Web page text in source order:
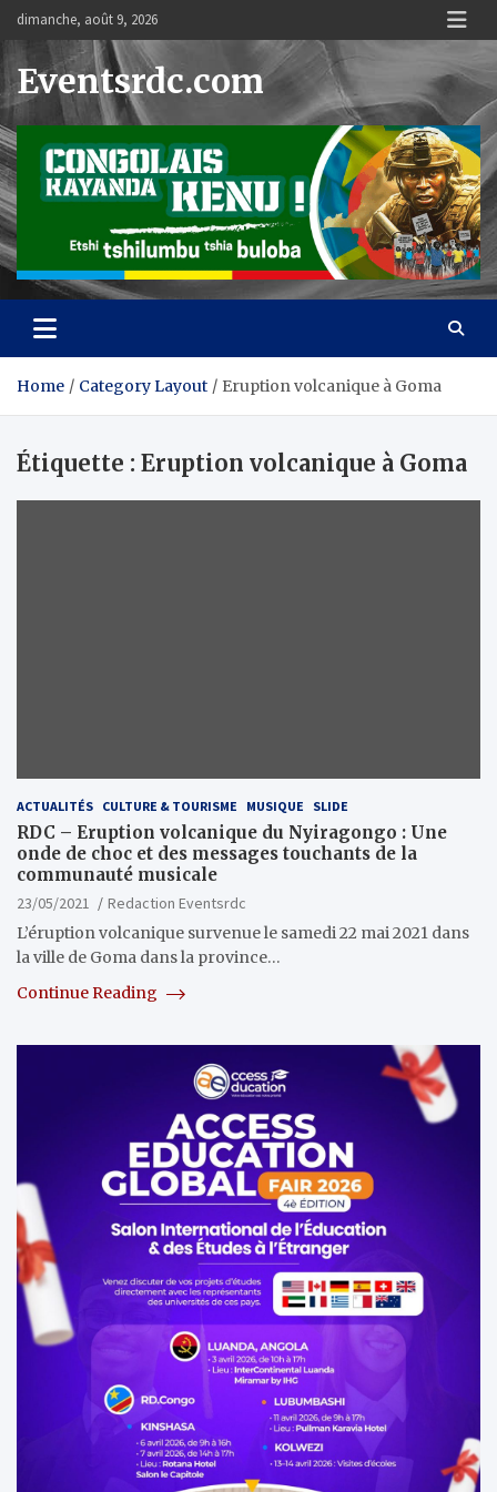
Skip
content
dimanche, août 9, 2026
Eventsrdc.com
Home Category Layout Eruption volcanique à Goma
Étiquette : Eruption volcanique à Goma
ACTUALITÉS CULTURE & TOURISME MUSIQUE SLIDE
RDC – Eruption volcanique du Nyiragongo : Une
onde de choc et des messages touchants de la
communauté musicale
23/05/2021
Redaction Eventsrdc
L’éruption volcanique survenue le samedi 22 mai 2021 dans
la ville de Goma dans la province…
Continue Reading